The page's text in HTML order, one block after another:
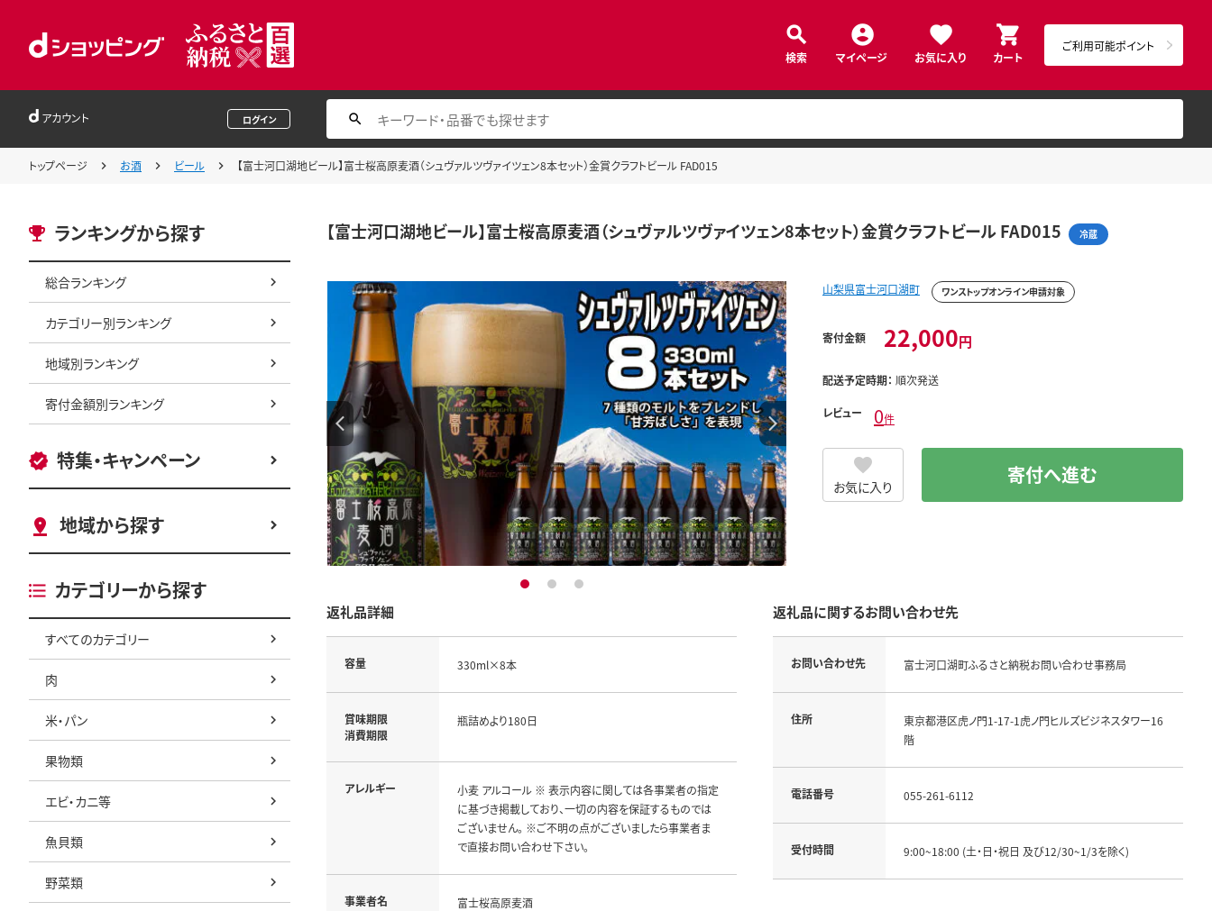
検索 マイページ お気に入り カート
ご利用可能ポイント
アカウント ログイン
トップページ お酒 ビール 【富士河口湖地ビール】富士桜高原麦酒（シュヴァルツヴァイツェン8本セット）金賞クラフトビール FAD015
ランキングから探す
総合ランキング
カテゴリー別ランキング
地域別ランキング
寄付金額別ランキング
特集・キャンペーン
地域から探す
カテゴリーから探す
すべてのカテゴリー
肉
米・パン
果物類
エビ・カニ等
魚貝類
野菜類
【富士河口湖地ビール】富士桜高原麦酒（シュヴァルツヴァイツェン8本セット）金賞クラフトビール FAD015 冷蔵
1 2 3
山梨県富士河口湖町 ワンストップオンライン申請対象
寄付金額 22,000円
配送予定時期： 順次発送
レビュー 0件
お気に入り 寄付へ進む
返礼品詳細
容量 330ml×8本
賞味期限
消費期限
瓶詰めより180日
アレルギー
小麦 アルコール ※ 表示内容に関しては各事業者の指定
に基づき掲載しており、一切の内容を保証するものでは
ございません。 ※ご不明の点がございましたら事業者ま
で直接お問い合わせ下さい。
事業者名 富士桜高原麦酒
返礼品に関するお問い合わせ先
お問い合わせ先 富士河口湖町ふるさと納税お問い合わせ事務局
住所
東京都港区虎ノ門1-17-1虎ノ門ヒルズビジネスタワー16
階
電話番号 055-261-6112
受付時間 9:00~18:00 (土・日・祝日 及び12/30~1/3を除く)